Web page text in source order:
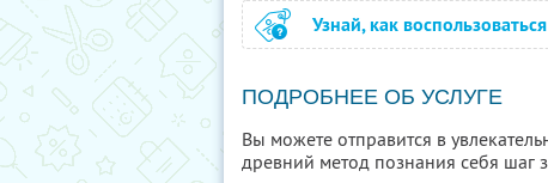
Узнай, как
ПОДРОБНЕЕ ОБ УСЛУГЕ
Вы можете отправится в
древний метод познания себя шаг